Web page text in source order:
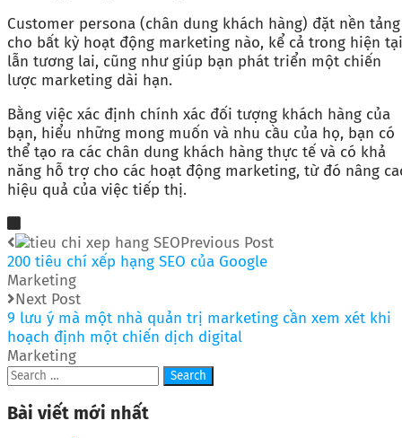
Customer persona (chân dung khách hàng) đặt nền tảng
cho bất kỳ hoạt động marketing nào, kể cả trong hiện tại
lẫn tương lai, cũng như giúp bạn phát triển một chiến
lược marketing dài hạn.
Bằng việc xác định chính xác đối tượng khách hàng của
bạn, hiểu những mong muốn và nhu cầu của họ, bạn có
thể tạo ra các chân dung khách hàng thực tế và có khả
năng hỗ trợ cho các hoạt động marketing, từ đó nâng
hiệu quả của việc tiếp thị.
Previous Post
200 tiêu chí xếp hạng SEO của Google
Marketing
Next Post
9 lưu ý mà một nhà quản trị marketing cần xem xét khi
hoạch định một chiến dịch digital
Marketing
Bài viết mới nhất